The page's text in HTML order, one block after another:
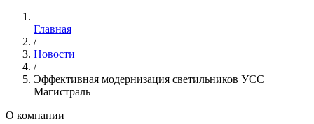
Главная
/
Новости
/
Эффективная модернизация светильников УСС
Магистраль
О компании